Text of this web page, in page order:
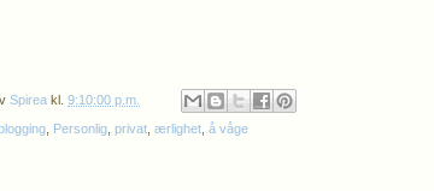
Spirea kl. 9:10:00 p.m.
Personlig privat ærlighet å våge